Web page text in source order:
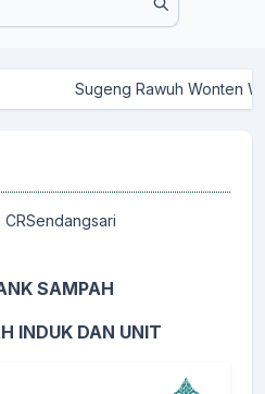
Rawuh Wonten Website Resmi
CRSendangsari
SAMPAH
INDUK DAN UNIT